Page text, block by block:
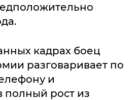
кадрах боец
разговаривает по
и
полный рост из